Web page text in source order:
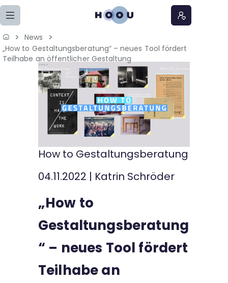
Zum Seiteninhalt springen
Home
Lernangebote
Podcasts
Meine Lernangebote
Über uns
Kontakt
News
„How to Gestaltungsberatung“ – neues Tool fördert
Teilhabe an öffentlicher Gestaltung
How to Gestaltungsberatung
04.11.2022 | Katrin Schröder
„How to
Gestaltungsberatung
“ – neues Tool fördert
Teilhabe an